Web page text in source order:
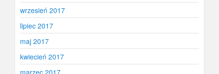
wrzesień 2017
lipiec 2017
maj 2017
kwiecień 2017
marzec 2017